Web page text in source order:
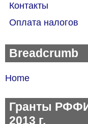
Контакты
Оплата налогов
Breadcrumb
Home
Гранты
2013 г.